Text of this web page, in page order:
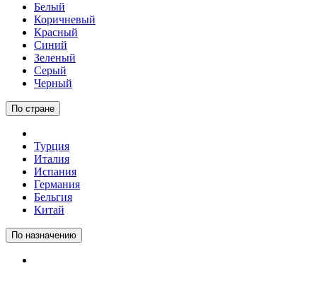
Белый
Коричневый
Красный
Синий
Зеленый
Серый
Черный
По стране
Турция
Италия
Испания
Германия
Бельгия
Китай
По назначению